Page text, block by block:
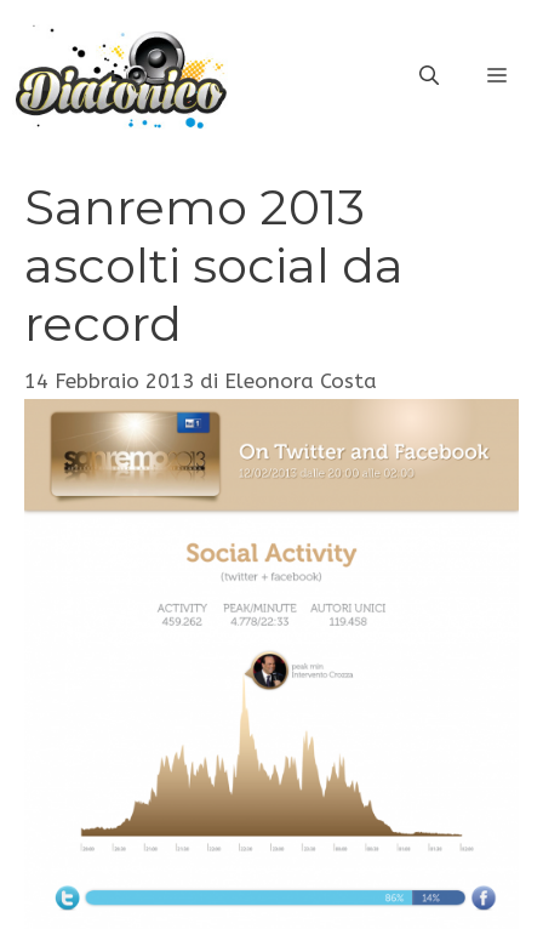
contenuto
Sanremo 2013
ascolti social da
record
14 Febbraio 2013 di Eleonora Costa